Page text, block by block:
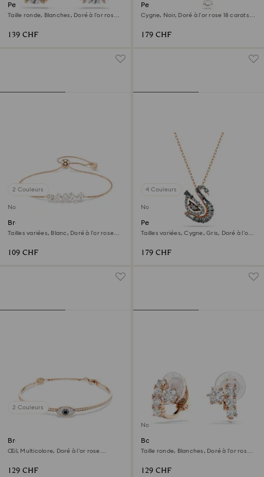
Pendants d'oreilles Stilla
Taille ronde, Blanches, Doré à l’or rose
139 CHF
Pendentif Swan
Cygne, Noir, Doré à l’or rose 18 carats
179 CHF
2 Couleurs
Nouveau
Bracelet Mesmera
Tailles variées, Blanc, Doré à l’or rose
109 CHF
4 Couleurs
Nouveau
Pendentif Swan
Tailles variées, Cygne, Gris, Doré à l’or
179 CHF
2 Couleurs
Bracelet-jonc Symbolica
Œil, Multicolore, Doré à l’or rose
129 CHF
Nouveau
Boucles d'oreilles clip Matrix
Taille ronde, Blanches, Doré à l’or rose
129 CHF